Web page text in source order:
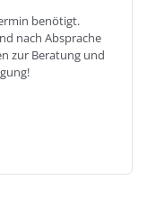
benötigt.
nach Absprache
zur Beratung und